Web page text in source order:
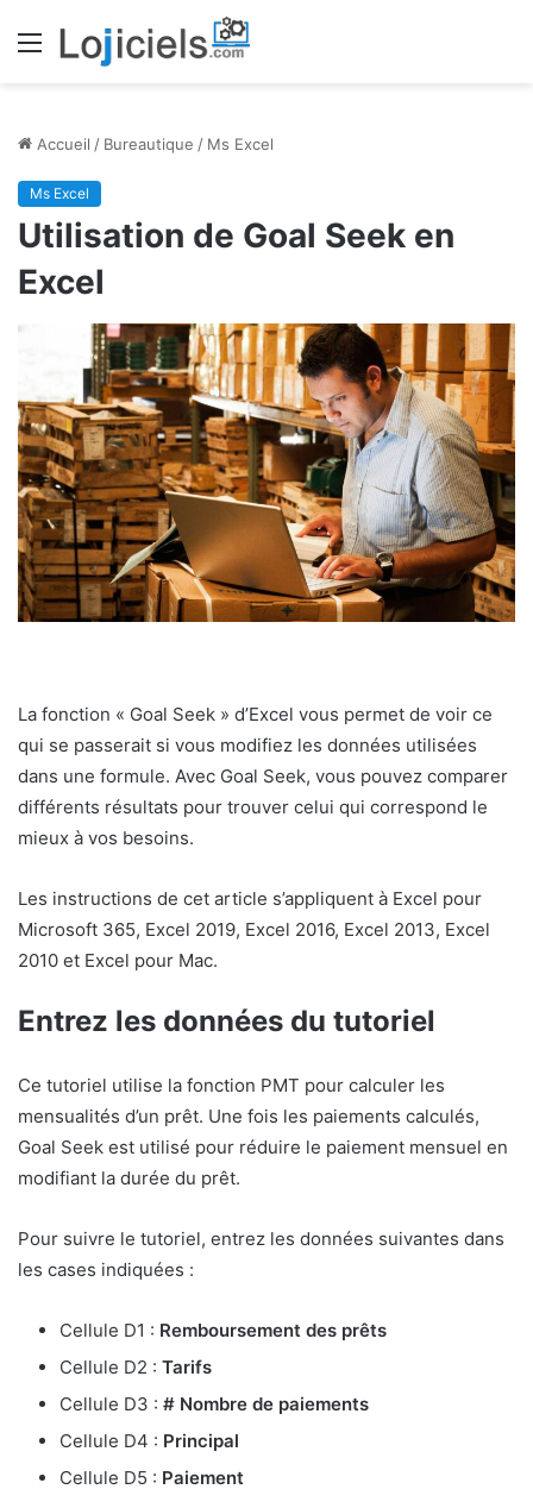
Menu
Accueil / Bureautique / Ms Excel
Ms Excel
Utilisation de Goal Seek en
Excel
La fonction « Goal Seek » d’Excel vous permet de voir ce
qui se passerait si vous modifiez les données utilisées
dans une formule. Avec Goal Seek, vous pouvez comparer
différents résultats pour trouver celui qui correspond le
mieux à vos besoins.
Les instructions de cet article s’appliquent à Excel pour
Microsoft 365, Excel 2019, Excel 2016, Excel 2013, Excel
2010 et Excel pour Mac.
Entrez les données du tutoriel
Ce tutoriel utilise la fonction PMT pour calculer les
mensualités d’un prêt. Une fois les paiements calculés,
Goal Seek est utilisé pour réduire le paiement mensuel en
modifiant la durée du prêt.
Pour suivre le tutoriel, entrez les données suivantes dans
les cases indiquées :
Cellule D1 : Remboursement des prêts
Cellule D2 : Tarifs
Cellule D3 : # Nombre de paiements
Cellule D4 : Principal
Cellule D5 : Paiement